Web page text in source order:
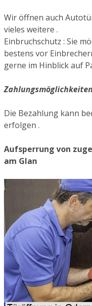
Wir öffnen auch
vieles weitere .
Einbruchschutz : Sie
bestens vor
gerne im Hinblick auf
Zahlungsmöglichkeiten
Die Bezahlung kann
erfolgen .
Aufsperrung von
am Glan